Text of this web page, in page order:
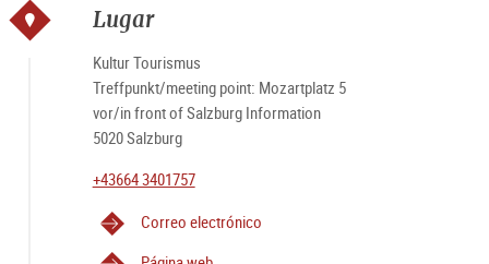
Lugar
Kultur Tourismus
Treffpunkt/meeting point: Mozartplatz 5
vor/in front of Salzburg Information
5020 Salzburg
+43664 3401757
Correo electrónico